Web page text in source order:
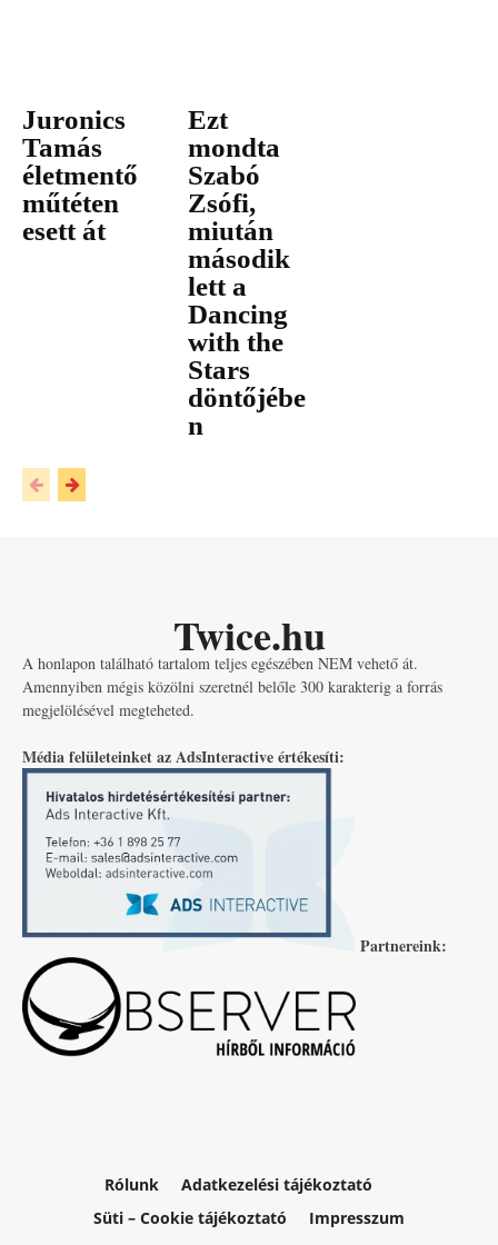
Juronics
Tamás
életmentő
műtéten
esett át
Ezt
mondta
Szabó
Zsófi,
miután
második
lett a
Dancing
with the
Stars
döntőjébe
n
Twice.hu
A honlapon található tartalom teljes egészében NEM vehető át.
Amennyiben mégis közölni szeretnél belőle 300 karakterig a forrás
megjelölésével megteheted.
Média felületeinket az AdsInteractive értékesíti:
Partnereink:
Rólunk
Adatkezelési tájékoztató
Süti – Cookie tájékoztató
Impresszum